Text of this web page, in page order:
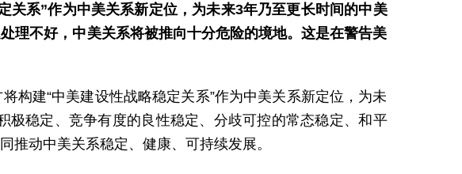
关系”作为中美关系新定位，为未来3年乃至更长时间的中美
理不好，中美关系将被推向十分危险的境地。这是在警告美
构建“中美建设性战略稳定关系”作为中美关系新定位，为未
极稳定、竞争有度的良性稳定、分歧可控的常态稳定、和平
动中美关系稳定、健康、可持续发展。